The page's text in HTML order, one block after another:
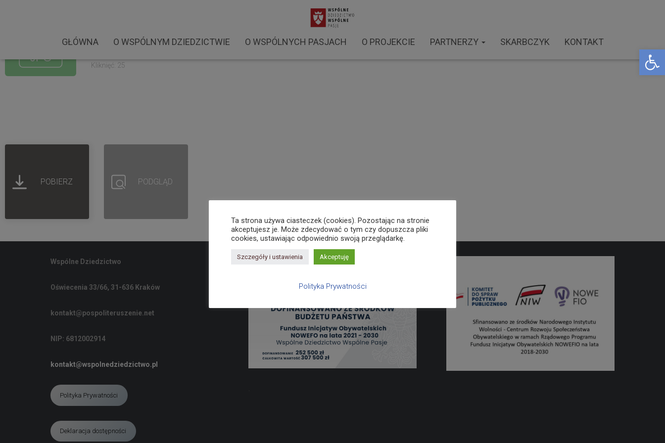
Open toolbar
GŁÓWNA O WSPÓLNYM DZIEDZICTWIE O WSPÓLNYCH PASJACH O PROJEKCIE PARTNERZY SKARBCZYK KONTAKT
Fundacja Pola Chwały. Warsztaty Larpowe 2022 (7)
Created: 30-03-2023
Kliknięć: 25
POBIERZ PODGLĄD
Wspólne Dziedzictwo
Oświecenia 33/66, 31-636 Kraków
kontakt@pospoliteruszenie.net
NIP: 6812002914
kontakt@wspolnedziedzictwo.pl
Polityka Prywatności
Deklaracja dostępności
Ta strona używa ciasteczek (cookies). Pozostając na stronie
akceptujesz je. Może zdecydować o tym czy dopuszcza pliki
cookies, ustawiając odpowiednio swoją przeglądarkę.
Szczegóły i ustawienia Akceptuję
Polityka Prywatności